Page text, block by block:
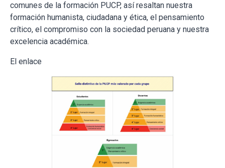
comunes de la formación PUCP, así resaltan nuestra
formación humanista, ciudadana y ética, el pensamiento
crítico, el compromiso con la sociedad peruana y nuestra
excelencia académica.
El enlace